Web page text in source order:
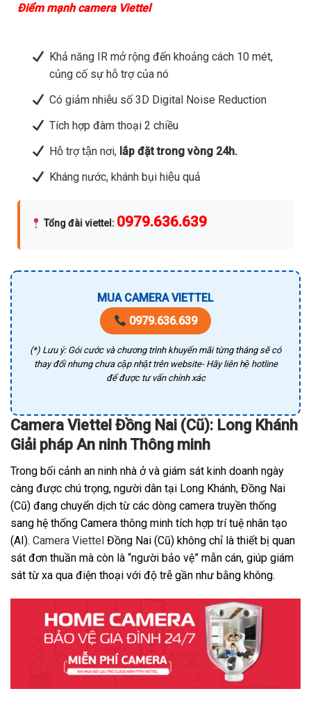
Điểm mạnh camera Viettel
Khả năng IR mở rộng đến khoảng cách 10 mét,
củng cố sự hỗ trợ của nó
Có giảm nhiễu số 3D Digital Noise Reduction
Tích hợp đàm thoại 2 chiều
Hỗ trợ tận nơi,lắp đặt trong vòng 24h.
Kháng nước, khánh bụi hiệu quả
Tổng đài viettel : 0979.636.639
MUA CAMERA VIETTEL
0979.636.639
(*) Lưu ý: Gói cước và chương trình khuyến mãi từng tháng sẽ có
thay đổi nhưng chưa cập nhật trên website- Hãy liên hệ hotline
để được tư vấn chính xác
Camera Viettel Đồng Nai (Cũ): Long Khánh
Giải pháp An ninh Thông minh
Trong bối cảnh an ninh nhà ở và giám sát kinh doanh ngày
càng được chú trọng, người dân tại Long Khánh, Đồng Nai
(Cũ) đang chuyển dịch từ các dòng camera truyền thống
sang hệ thống Camera thông minh tích hợp trí tuệ nhân tạo
(AI). Camera Viettel Đồng Nai (Cũ) không chỉ là thiết bị quan
sát đơn thuần mà còn là “người bảo vệ” mẫn cán, giúp giám
sát từ xa qua điện thoại với độ trễ gần như bằng không.